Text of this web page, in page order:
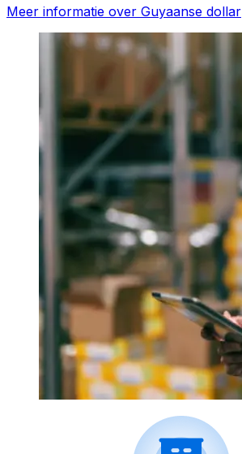
Meer informatie over Guyaanse dollar